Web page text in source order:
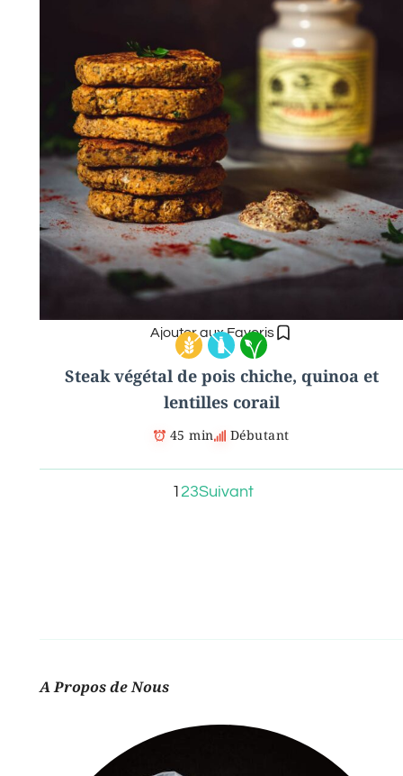
Ajouter aux Favoris
Steak végétal de pois chiche, quinoa et
lentilles corail
45 min Débutant
1 23Suivant
A Propos de Nous